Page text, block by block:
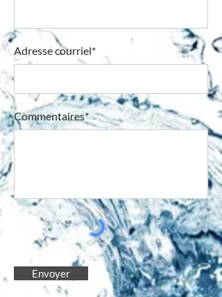
Adresse courriel*
Commentaires*
Envoyer